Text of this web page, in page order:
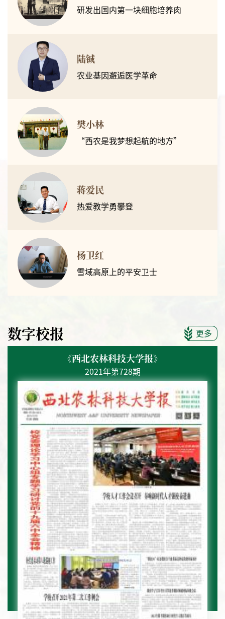
研发出国内第一块细胞培养肉
陆铖
农业基因邂逅医学革命
樊小林
“西农是我梦想起航的地方”
蒋爱民
热爱教学勇攀登
杨卫红
雪域高原上的平安卫士
数字校报 更多
《西北农林科技大学报》
2021年第728期